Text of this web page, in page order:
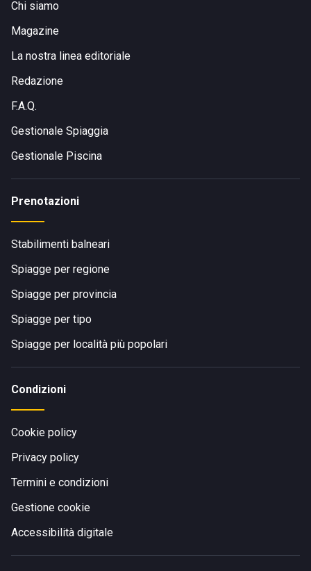
Chi siamo
Magazine
La nostra linea editoriale
Redazione
F.A.Q.
Gestionale Spiaggia
Gestionale Piscina
Prenotazioni
Stabilimenti balneari
Spiagge per regione
Spiagge per provincia
Spiagge per tipo
Spiagge per località più popolari
Condizioni
Cookie policy
Privacy policy
Termini e condizioni
Gestione cookie
Accessibilità digitale